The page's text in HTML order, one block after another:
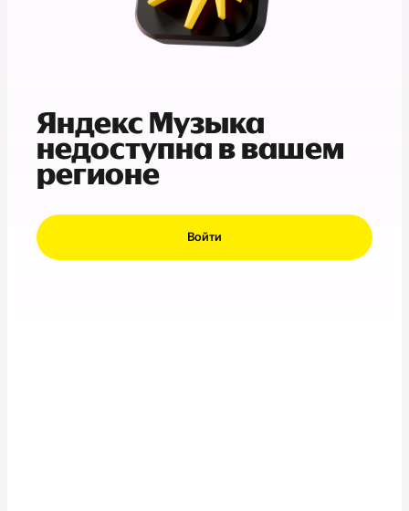
Яндекс Музыка
недоступна в вашем
регионе
Войти